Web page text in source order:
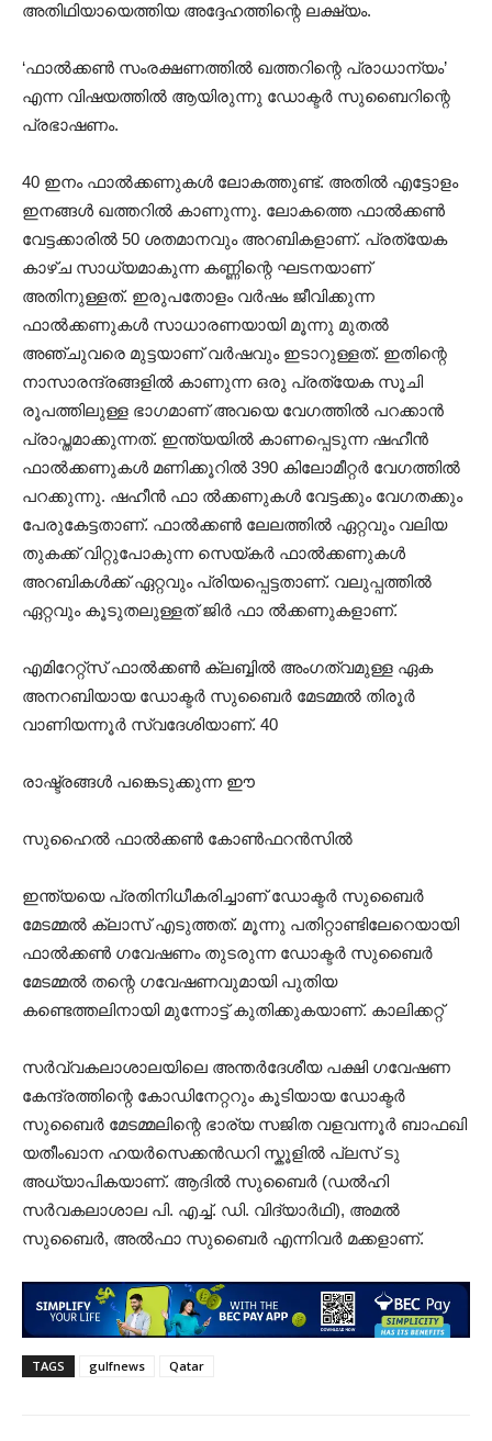
അതിഥിയായെത്തിയ അദ്ദേഹത്തിന്റെ ലക്ഷ്യം.
‘ഫാൽക്കൺ സംരക്ഷണത്തിൽ ഖത്തറിന്റെ പ്രാധാന്യം’
എന്ന വിഷയത്തിൽ ആയിരുന്നു ഡോക്ടർ സുബൈറിന്റെ
പ്രഭാഷണം.
40 ഇനം ഫാൽക്കണുകൾ ലോകത്തുണ്ട്. അതിൽ എട്ടോളം
ഇനങ്ങൾ ഖത്തറിൽ കാണുന്നു. ലോകത്തെ ഫാൽക്കൺ
വേട്ടക്കാരിൽ 50 ശതമാനവും അറബികളാണ്. പ്രത്യേക
കാഴ്ച സാധ്യമാകുന്ന കണ്ണിന്റെ ഘടനയാണ്
അതിനുള്ളത്. ഇരുപതോളം വർഷം ജീവിക്കുന്ന
ഫാൽക്കണുകൾ സാധാരണയായി മൂന്നു മുതൽ
അഞ്ചുവരെ മുട്ടയാണ് വർഷവും ഇടാറുള്ളത്. ഇതിന്റെ
നാസാരന്ദ്രങ്ങളിൽ കാണുന്ന ഒരു പ്രത്യേക സൂചി
രൂപത്തിലുള്ള ഭാഗമാണ് അവയെ വേഗത്തിൽ പറക്കാൻ
പ്രാപ്തമാക്കുന്നത്. ഇന്ത്യയിൽ കാണപ്പെടുന്ന ഷഹീൻ
ഫാൽക്കണുകൾ മണിക്കൂറിൽ 390 കിലോമീറ്റർ വേഗത്തിൽ
പറക്കുന്നു. ഷഹീൻ ഫാ ൽക്കണുകൾ വേട്ടക്കും വേഗതക്കും
പേരുകേട്ടതാണ്. ഫാൽക്കൺ ലേലത്തിൽ ഏറ്റവും വലിയ
തുകക്ക് വിറ്റുപോകുന്ന സെയ്കർ ഫാൽക്കണുകൾ
അറബികൾക്ക് ഏറ്റവും പ്രിയപ്പെട്ടതാണ്. വലുപ്പത്തിൽ
ഏറ്റവും കൂടുതലുള്ളത് ജിർ ഫാ ൽക്കണുകളാണ്.
എമിറേറ്റ്സ് ഫാൽക്കൺ ക്ലബ്ബിൽ അംഗത്വമുള്ള ഏക
അനറബിയായ ഡോക്ടർ സുബൈർ മേടമ്മൽ തിരൂർ
വാണിയന്നൂർ സ്വദേശിയാണ്. 40
രാഷ്ട്രങ്ങൾ പങ്കെടുക്കുന്ന ഈ
സുഹൈൽ ഫാൽക്കൺ കോൺഫറൻസിൽ
ഇന്ത്യയെ പ്രതിനിധീകരിച്ചാണ് ഡോക്ടർ സുബൈർ
മേടമ്മൽ ക്ലാസ് എടുത്തത്. മൂന്നു പതിറ്റാണ്ടിലേറെയായി
ഫാൽക്കൺ ഗവേഷണം തുടരുന്ന ഡോക്ടർ സുബൈർ
മേടമ്മൽ തന്റെ ഗവേഷണവുമായി പുതിയ
കണ്ടെത്തലിനായി മുന്നോട്ട് കുതിക്കുകയാണ്. കാലിക്കറ്റ്‌
സർവ്വകലാശാലയിലെ അന്തർദേശീയ പക്ഷി ഗവേഷണ
കേന്ദ്രത്തിന്റെ കോഡിനേറ്ററും കൂടിയായ ഡോക്ടർ
സുബൈർ മേടമ്മലിന്റെ ഭാര്യ സജിത വളവന്നൂർ ബാഫഖി
യതീംഖാന ഹയർസെക്കൻഡറി സ്കൂളിൽ പ്ലസ് ടു
അധ്യാപികയാണ്. ആദിൽ സുബൈർ (ഡൽഹി
സർവകലാശാല പി. എച്ച്. ഡി. വിദ്യാർഥി), അമൽ
സുബൈർ, അൽഫാ സുബൈർ എന്നിവർ മക്കളാണ്.
TAGS gulfnews Qatar